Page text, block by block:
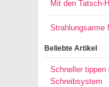
Mit den Tatsch-
Strahlungsarme
Beliebte Artikel
Schneller tippen
Schreibsystem